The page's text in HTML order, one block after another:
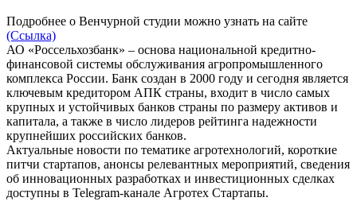
Подробнее о Венчурной студии можно узнать на сайте
(Ссылка)
АО «Россельхозбанк» – основа национальной кредитно-
финансовой системы обслуживания агропромышленного
комплекса России. Банк создан в 2000 году и сегодня является
ключевым кредитором АПК страны, входит в число самых
крупных и устойчивых банков страны по размеру активов и
капитала, а также в число лидеров рейтинга надежности
крупнейших российских банков.
Актуальные новости по тематике агротехнологий, короткие
питчи стартапов, анонсы релевантных мероприятий, сведения
об инновационных разработках и инвестиционных сделках
доступны в Telegram-канале Агротех Стартапы.